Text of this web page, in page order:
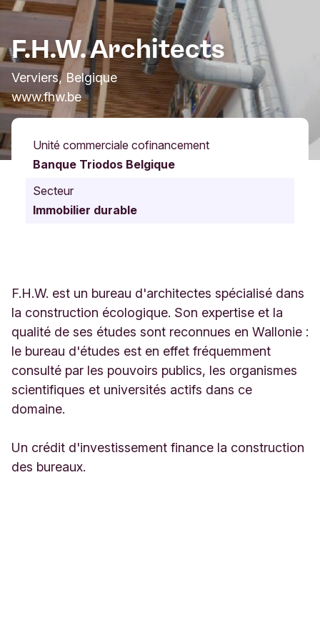
F.H.W. Architects
Verviers, Belgique
www.fhw.be
Unité commerciale cofinancement
Banque Triodos Belgique
Secteur
Immobilier durable
F.H.W. est un bureau d'architectes spécialisé dans
la construction écologique. Son expertise et la
qualité de ses études sont reconnues en Wallonie :
le bureau d'études est en effet fréquemment
consulté par les pouvoirs publics, les organismes
scientifiques et universités actifs dans ce
domaine.
Un crédit d'investissement finance la construction
des bureaux.